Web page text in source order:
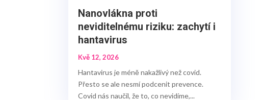
Nanovlákna proti
neviditelnému riziku: zachytí i
hantavirus
Kvě 12, 2026
Hantavirus je méně nakažlivý než covid.
Přesto se ale nesmí podcenit prevence.
Covid nás naučil, že to, co nevidíme,...